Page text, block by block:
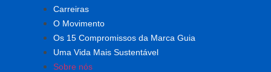
Carreiras
O Movimento
Os 15 Compromissos da Marca Guia
Uma Vida Mais Sustentável
Sobre nós